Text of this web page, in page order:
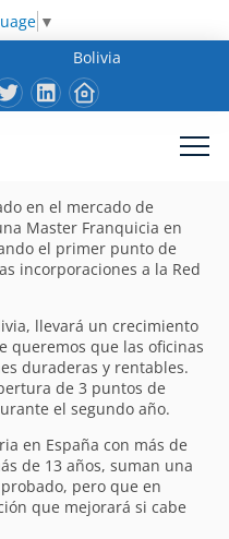
▼
Bolivia
en el mercado de
Master Franquicia en
el primer punto de
incorporaciones a la Red
llevará un crecimiento
queremos que las oficinas
duraderas y rentables.
de 3 puntos de
el segundo año.
en España con más de
de 13 años, suman una
pero que en
que mejorará si cabe